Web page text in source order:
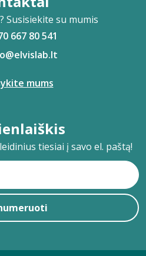
Susisiekite su mumis
667 80 541
mums
tiesiai į savo el. paštą!